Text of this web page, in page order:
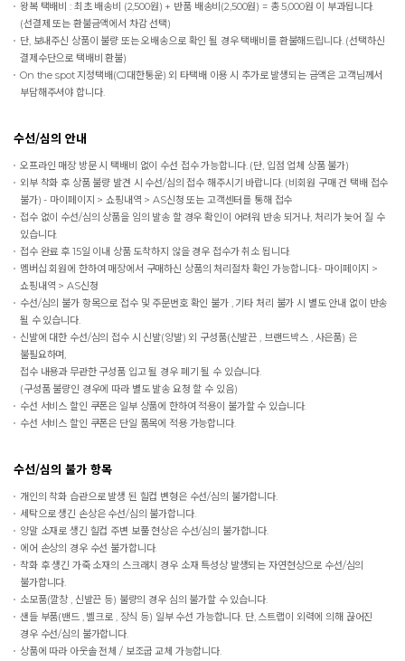
왕복 택배비 : 최초 배송비 (2,500원) + 반품 배송비(2,500원) = 총 5,000원 이 부과됩니다.
(선결제 또는 환불금액에서 차감 선택)
단, 보내주신 상품이 불량 또는 오배송으로 확인 될 경우 택배비를 환불해드립니다. (선택하신
결제수단으로 택배비 환불)
On the spot지정택배(CJ대한통운) 외 타택배 이용 시 추가로 발생되는 금액은 고객님께서
부담해주셔야 합니다.
수선/심의 안내
오프라인 매장 방문 시 택배비 없이 수선 접수 가능합니다. (단, 입점 업체 상품 불가)
외부 착화 후 상품 불량 발견 시 수선/심의 접수 해주시기 바랍니다. (비회원 구매 건 택배 접수
불가) - 마이페이지 > 쇼핑내역 > AS신청 또는 고객센터를 통해 접수
접수 없이 수선/심의 상품을 임의 발송 할 경우 확인이 어려워 반송 되거나, 처리가 늦어 질 수
있습니다.
접수 완료 후 15일 이내 상품 도착하지 않을 경우 접수가 취소 됩니다.
멤버십 회원에 한하여 매장에서 구매하신 상품의 처리절차 확인 가능합니다.- 마이페이지 >
쇼핑내역 > AS신청
수선/심의 불가 항목으로 접수 및 주문번호 확인 불가 , 기타 처리 불가 시 별도 안내 없이 반송
될 수 있습니다.
신발에 대한 수선/심의 접수 시 신발(양발) 외 구성품(신발끈 , 브랜드박스 , 사은품) 은
불필요하며,
접수 내용과 무관한 구성품 입고 될 경우 폐기 될 수 있습니다.
(구성품 불량인 경우에 따라 별도 발송 요청 할 수 있음)
수선 서비스 할인 쿠폰은 일부 상품에 한하여 적용이 불가할 수 있습니다.
수선 서비스 할인 쿠폰은 단일 품목에 적용 가능합니다.
수선/심의 불가 항목
개인의 착화 습관으로 발생 된 힐컵 변형은 수선/심의 불가합니다.
세탁으로 생긴 손상은 수선/심의 불가합니다.
양말 소재로 생긴 힐컵 주변 보풀 현상은 수선/심의 불가합니다.
에어 손상의 경우 수선 불가합니다.
착화 후 생긴 가죽 소재의 스크래치 경우 소재 특성상 발생되는 자연현상으로 수선/심의
불가합니다.
소모품(깔창 , 신발끈 등) 불량의 경우 심의 불가할 수 있습니다.
샌들 부품(밴드 , 벨크로 , 장식 등) 일부 수선 가능합니다. 단, 스트랩이 외력에 의해 끊어진
경우 수선/심의 불가합니다.
상품에 따라 아웃솔 전체 / 보조굽 교체 가능합니다.